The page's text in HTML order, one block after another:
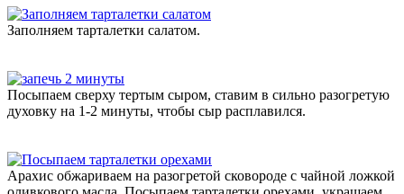
Заполняем тарталетки салатом.
Посыпаем сверху тертым сыром, ставим в сильно разогретую
духовку на 1-2 минуты, чтобы сыр расплавился.
Арахис обжариваем на разогретой сковороде с чайной ложкой